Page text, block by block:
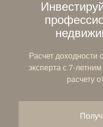
Расчет доходности
эксперта с 7-
расчету